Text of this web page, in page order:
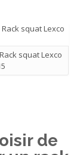
squat Lexco
de